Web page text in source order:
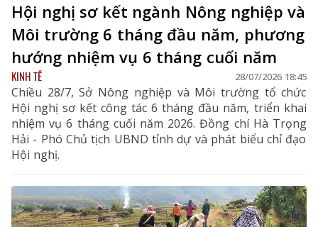
Hội nghị sơ kết ngành Nông nghiệp và
Môi trường 6 tháng đầu năm, phương
hướng nhiệm vụ 6 tháng cuối năm
KINH TẾ 28/07/2026 18:45
Chiều 28/7, Sở Nông nghiệp và Môi trường tổ chức
Hội nghị sơ kết công tác 6 tháng đầu năm, triển khai
nhiệm vụ 6 tháng cuối năm 2026. Đồng chí Hà Trọng
Hải - Phó Chủ tịch UBND tỉnh dự và phát biểu chỉ đạo
Hội nghị.